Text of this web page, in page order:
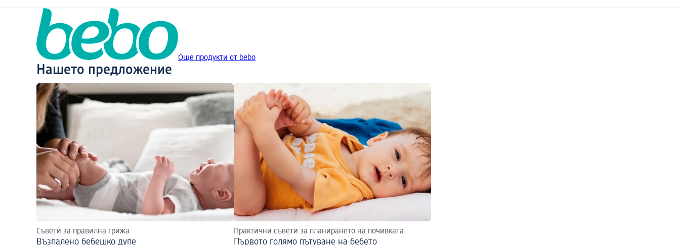
Още продукти от bebo
Нашето предложение
Съвети за правилна грижа
Възпалено бебешко дупе
Практични съвети за планирането на почивката
Първото голямо пътуване на бебето